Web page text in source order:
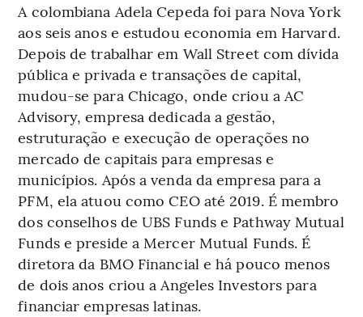
A colombiana Adela Cepeda foi para Nova York
aos seis anos e estudou economia em Harvard.
Depois de trabalhar em Wall Street com dívida
pública e privada e transações de capital,
mudou-se para Chicago, onde criou a AC
Advisory, empresa dedicada a gestão,
estruturação e execução de operações no
mercado de capitais para empresas e
municípios. Após a venda da empresa para a
PFM, ela atuou como CEO até 2019. É membro
dos conselhos de UBS Funds e Pathway Mutual
Funds e preside a Mercer Mutual Funds. É
diretora da BMO Financial e há pouco menos
de dois anos criou a Angeles Investors para
financiar empresas latinas.